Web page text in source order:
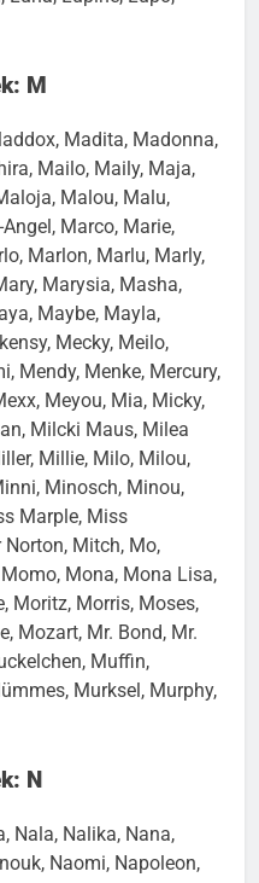
M
Madita, Madonna,
Mailo, Maily, Maja,
Malou, Malu,
Marco, Marie,
Marlon, Marlu, Marly,
Marysia, Masha,
Maybe, Mayla,
Mecky, Meilo,
Mendy, Menke, Mercury,
Meyou, Mia, Micky,
Milcki Maus, Milea
Millie, Milo, Milou,
Minosch, Minou,
Marple, Miss
Norton, Mitch, Mo,
Mona, Mona Lisa,
Moritz, Morris, Moses,
Mozart, Mr. Bond, Mr.
Muffin,
Murksel, Murphy,
N
Nala, Nalika, Nana,
Naomi, Napoleon,